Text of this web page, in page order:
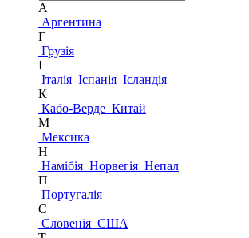
А
Аргентина
Г
Грузія
І
Італія Іспанія Ісландія
К
Кабо-Верде Китай
М
Мексика
Н
Намібія Норвегія Непал
П
Португалія
С
Словенія США